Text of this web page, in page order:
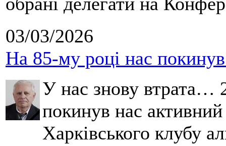
03/03/2026
На 85-му році нас
У нас знову втрата…
покинув нас
Харківського клубу